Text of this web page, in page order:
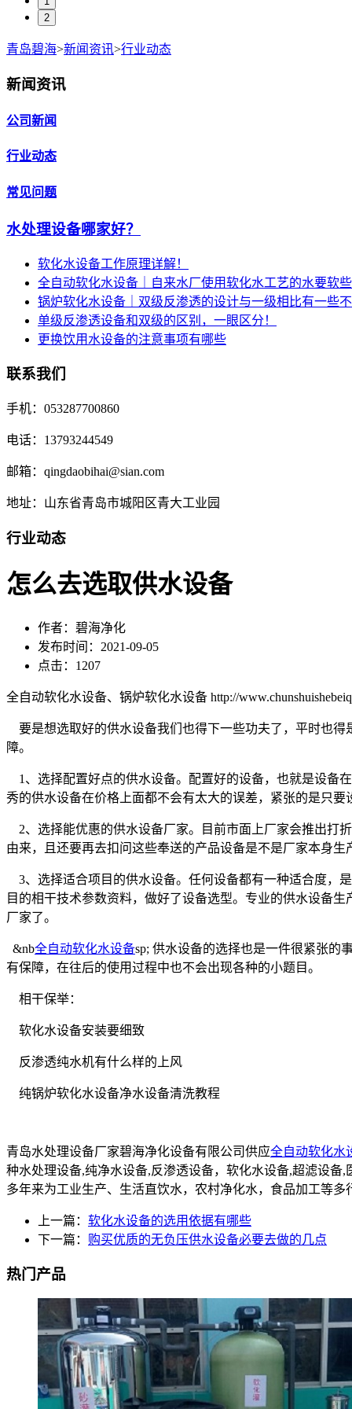
2
青岛碧海>新闻资讯>行业动态
新闻资讯
公司新闻
行业动态
常见问题
水处理设备哪家好？
软化水设备工作原理详解！
全自动软化水设备｜自来水厂使用软化水工艺的水要软些
锅炉软化水设备｜双级反渗透的设计与一级相比有一些
单级反渗透设备和双级的区别，一眼区分！
更换饮用水设备的注意事项有哪些
联系我们
手机：053287700860
电话：13793244549
邮箱：qingdaobihai@sian.com
地址：山东省青岛市城阳区青大工业园
行业动态
怎么去选取供水设备
作者：碧海净化
发布时间：2021-09-05
点击：1207
全自动软化水设备、锅炉软化水设备 http://
要是想选取好的供水设备我们也得下一些功夫了，平时也得
障。
1、选择配置好点的供水设备。配置好的设备，也就是设备
秀的供水设备在价格上面都不会有太大的误差，紧张的是只
2、选择能优惠的供水设备厂家。目前市面上厂家会推出打
由来，且还要再去扣问这些奉送的产品设备是不是厂家本身
3、选择适合项目的供水设备。任何设备都有一种适合度，
目的相干技术参数资料，做好了设备选型。专业的供水设备
厂家了。
&nb全自动软化水设备sp; 供水设备的选择也是一件很紧张的
有保障，在往后的使用过程中也不会出现各种的小题目。
相干保举：
软化水设备安装要细致
反渗透纯水机有什么样的上风
纯锅炉软化水设备净水设备清洗教程
青岛水处理设备厂家碧海净化设备有限公司供应全自动软化水
种水处理设备,纯净水设备,反渗透设备，软化水设备,超滤设
多年来为工业生产、生活直饮水，农村净化水，食品加工等
上一篇： 软化水设备的选用依据有哪些
下一篇： 购买优质的无负压供水设备必要去做的几点
热门产品